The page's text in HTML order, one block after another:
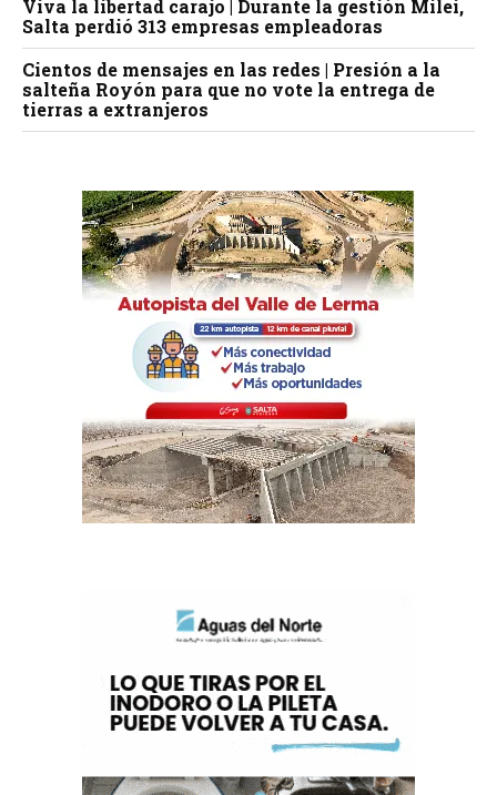
Viva la libertad carajo | Durante la gestión Milei,
Salta perdió 313 empresas empleadoras
Cientos de mensajes en las redes | Presión a la
salteña Royón para que no vote la entrega de
tierras a extranjeros